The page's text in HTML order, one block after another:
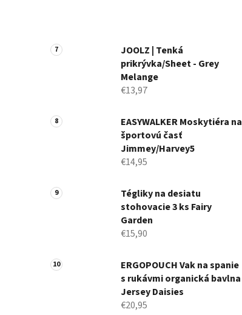
JOOLZ | Tenká
prikrývka/Sheet - Grey
Melange
€13,97
EASYWALKER Moskytiéra na
športovú časť
Jimmey/Harvey5
€14,95
Tégliky na desiatu
stohovacie 3 ks Fairy
Garden
€15,90
ERGOPOUCH Vak na spanie
s rukávmi organická bavlna
Jersey Daisies
€20,95